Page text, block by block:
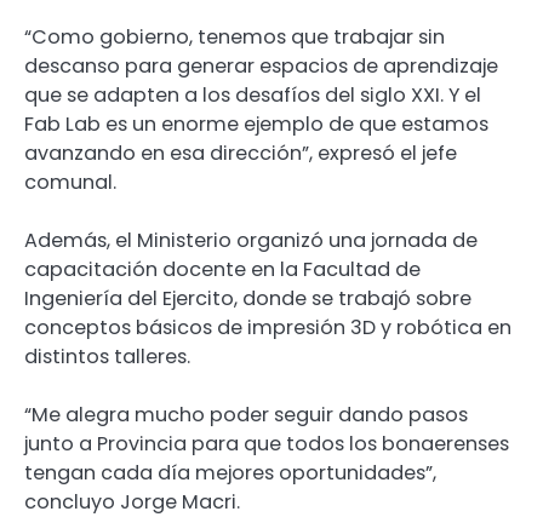
“Como gobierno, tenemos que trabajar sin
descanso para generar espacios de aprendizaje
que se adapten a los desafíos del siglo XXI. Y el
Fab Lab es un enorme ejemplo de que estamos
avanzando en esa dirección”, expresó el jefe
comunal.
Además, el Ministerio organizó una jornada de
capacitación docente en la Facultad de
Ingeniería del Ejercito, donde se trabajó sobre
conceptos básicos de impresión 3D y robótica en
distintos talleres.
“Me alegra mucho poder seguir dando pasos
junto a Provincia para que todos los bonaerenses
tengan cada día mejores oportunidades”,
concluyo Jorge Macri.